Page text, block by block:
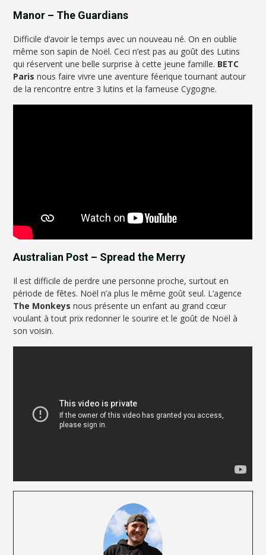
Manor – The Guardians
Difficile d’avoir le temps avec un nouveau né. On en oublie
même son sapin de Noël. Ceci n’est pas au goût des Lutins
qui réservent une belle surprise à cette jeune famille. BETC
Paris nous faire vivre une aventure féerique tournant autour
de la rencontre entre 3 lutins et la fameuse Cygogne.
Australian Post – Spread the Merry
Il est difficile de perdre une personne proche, surtout en
période de fêtes. Noël n’a plus le même goût seul. L’agence
The Monkeys nous présente un enfant au grand cœur
voulant à tout prix redonner le sourire et le goût de Noël à
son voisin.